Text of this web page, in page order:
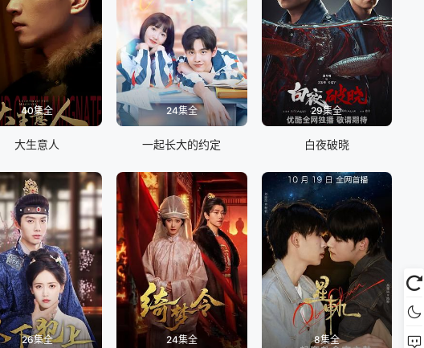
40集全
大生意人
24集全
一起长大的约定
29集全
白夜破晓
26集全 24集全 8集全